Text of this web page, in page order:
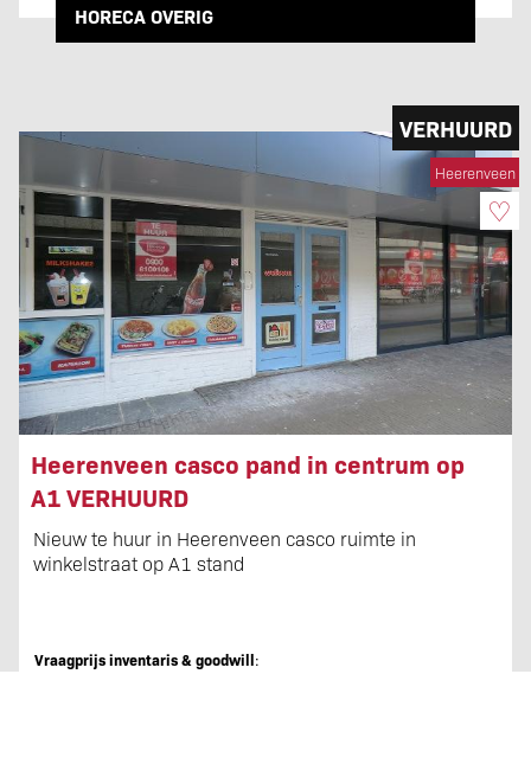
HORECA OVERIG
VERHUURD
Heerenveen
♡
Heerenveen casco pand in centrum op
A1 VERHUURD
Nieuw te huur in Heerenveen casco ruimte in
winkelstraat op A1 stand
Vraagprijs inventaris & goodwill: